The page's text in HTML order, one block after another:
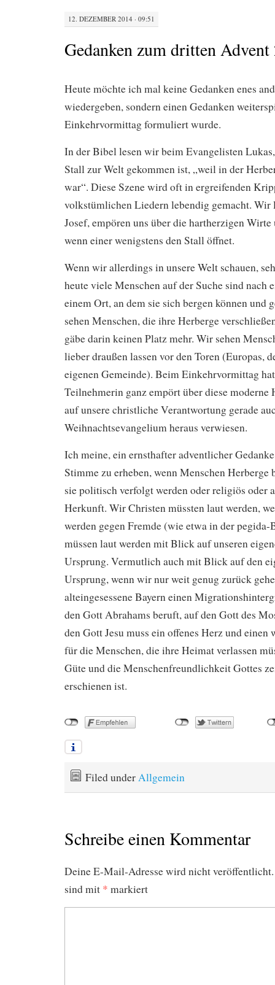
12. DEZEMBER 2014 · 09:51
Gedanken zum dritten Advent
Heute möchte ich mal keine Gedanken enes
wiedergeben, sondern einen Gedanken
Einkehrvormittag formuliert wurde.
In der Bibel lesen wir beim Evangelisten
Stall zur Welt gekommen ist, „weil in der
war“. Diese Szene wird oft in ergreifenden
volkstümlichen Liedern lebendig gemacht.
Josef, empören uns über die hartherzigen
wenn einer wenigstens den Stall öffnet.
Wenn wir allerdings in unsere Welt schauen,
heute viele Menschen auf der Suche sind nach
einem Ort, an dem sie sich bergen können und
sehen Menschen, die ihre Herberge
gäbe darin keinen Platz mehr. Wir sehen
lieber draußen lassen vor den Toren (Europas,
eigenen Gemeinde). Beim Einkehrvormittag
Teilnehmerin ganz empört über diese moderne
auf unsere christliche Verantwortung gerade
Weihnachtsevangelium heraus verwiesen.
Ich meine, ein ernsthafter adventlicher
Stimme zu erheben, wenn Menschen Herberge
sie politisch verfolgt werden oder religiös oder
Herkunft. Wir Christen müssten laut werden,
werden gegen Fremde (wie etwa in der
müssen laut werden mit Blick auf unseren
Ursprung. Vermutlich auch mit Blick auf den
Ursprung, wenn wir nur weit genug zurück
alteingesessene Bayern einen
den Gott Abrahams beruft, auf den Gott des
den Gott Jesu muss ein offenes Herz und einen
für die Menschen, die ihre Heimat verlassen
Güte und die Menschenfreundlichkeit Gottes
erschienen ist.
Filed underAllgemein
Schreibe einen Kommentar
Deine E-Mail-Adresse wird nicht veröffentlicht.
sind mit * markiert